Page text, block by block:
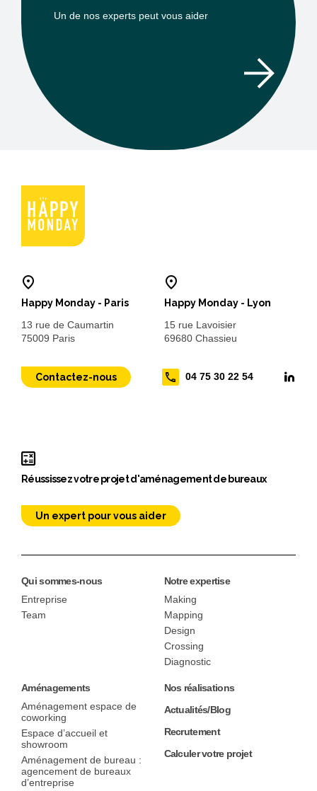
Un de nos experts peut vous aider
Happy Monday - Paris
13 rue de Caumartin
75009 Paris
Happy Monday - Lyon
15 rue Lavoisier
69680 Chassieu
Contactez-nous 04 75 30 22 54
Réussissez votre projet d'aménagement de bureaux
Un expert pour vous aider
Qui sommes-nous
Entreprise
Team
Notre expertise
Making
Mapping
Design
Crossing
Diagnostic
Aménagements
Aménagement espace de
coworking
Espace d’accueil et
showroom
Aménagement de bureau :
agencement de bureaux
d’entreprise
Nos réalisations
Actualités/Blog
Recrutement
Calculer votre projet